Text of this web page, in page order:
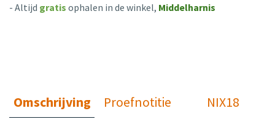
- Altijd gratis ophalen in de winkel, Middelharnis
Omschrijving Proefnotitie NIX18